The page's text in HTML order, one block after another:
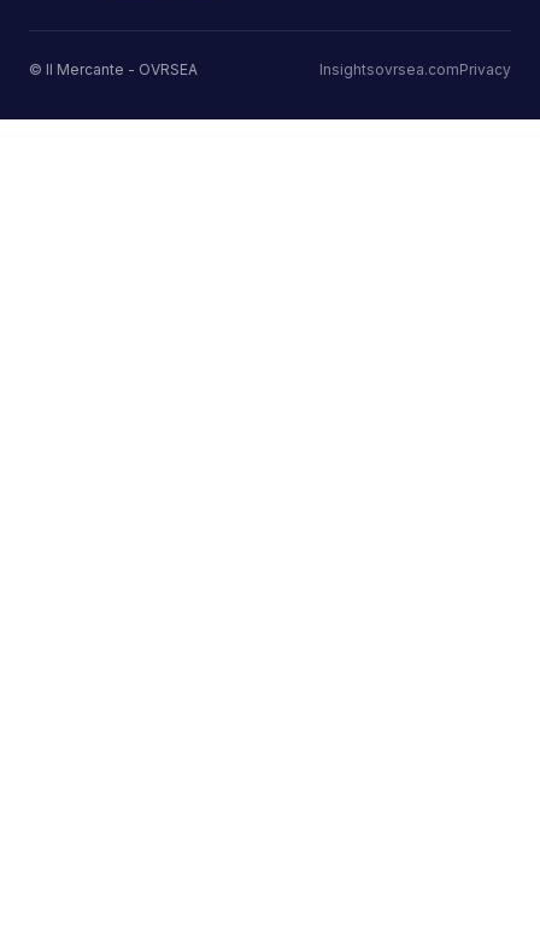
© Il Mercante - OVRSEA Insightsovrsea.comPrivacy